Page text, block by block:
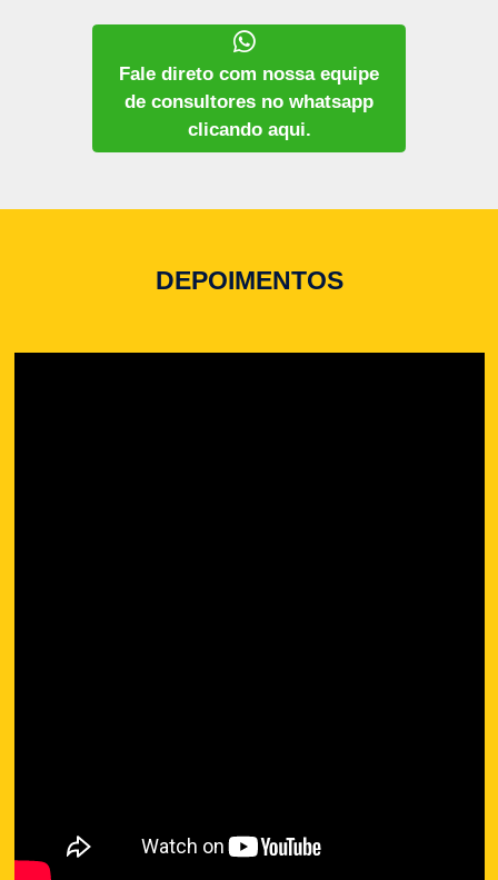
Fale direto com nossa equipe
de consultores no whatsapp
clicando aqui.
DEPOIMENTOS